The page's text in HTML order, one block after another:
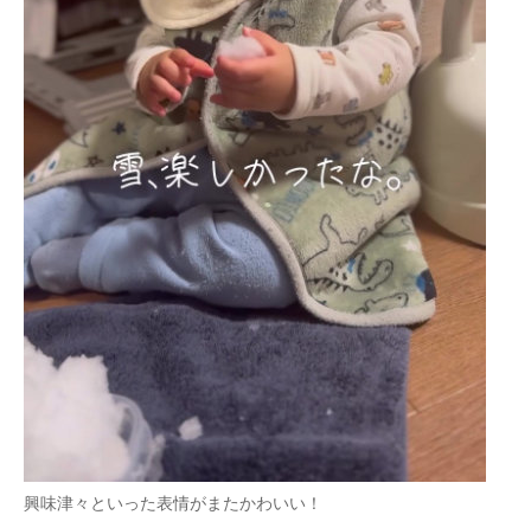
興味津々といった表情がまたかわいい！